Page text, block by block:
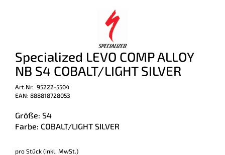
Specialized LEVO COMP ALLOY
NB S4 COBALT/LIGHT SILVER
Art.Nr. 95222-5504
EAN: 888818728053
Größe: S4
Farbe: COBALT/LIGHT SILVER
pro Stück (inkl. MwSt.)